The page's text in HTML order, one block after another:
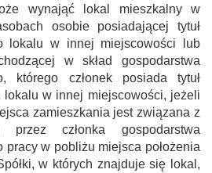
wynająć lokal mieszkalny w
osobie posiadającej tytuł
lokalu w innej miejscowości lub
w skład gospodarstwa
którego członek posiada tytuł
lokalu w innej miejscowości, jeżeli
zamieszkania jest związana z
przez członka gospodarstwa
pracy w pobliżu miejsca położenia
w których znajduje się lokal,